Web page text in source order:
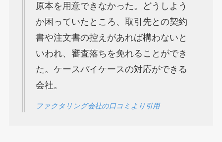
原本を用意できなかった。どうしよう
か困っていたところ、取引先との契約
書や注文書の控えがあれば構わないと
いわれ、審査落ちを免れることができ
た。ケースバイケースの対応ができる
会社。
ファクタリング会社の口コミより引用